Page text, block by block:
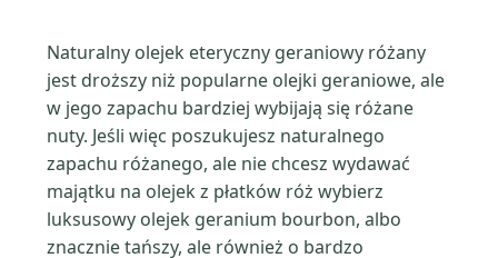
Naturalny olejek eteryczny geraniowy różany
jest droższy niż popularne olejki geraniowe, ale
w jego zapachu bardziej wybijają się różane
nuty. Jeśli więc poszukujesz naturalnego
zapachu różanego, ale nie chcesz wydawać
majątku na olejek z płatków róż wybierz
luksusowy olejek geranium bourbon, albo
znacznie tańszy, ale również o bardzo